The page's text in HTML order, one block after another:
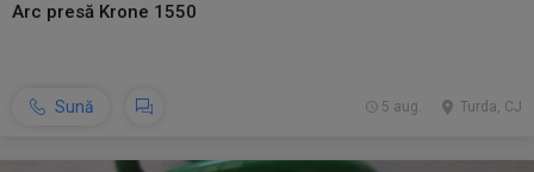
Arc presă Krone 1550
Sună Turda, CJ
5 aug.